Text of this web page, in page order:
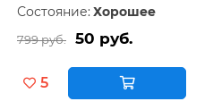
Состояние: Хорошее
799 руб. 50 руб.
5